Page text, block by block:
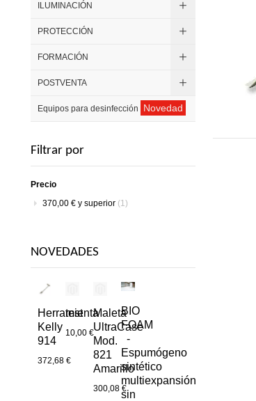
ILUMINACIÓN
PROTECCIÓN
FORMACIÓN
POSTVENTA
Equipos para desinfección Novedad
Filtrar por
Precio
370,00 € y superior (1)
NOVEDADES
Herramienta
Kelly
914
372,68 €
test
10,00 €
Maleta
UltraCase
Mod.
821
Amarillo
300,08 €
BIO
FOAM
-
Espumógeno
sintético
multiexpansión
sin